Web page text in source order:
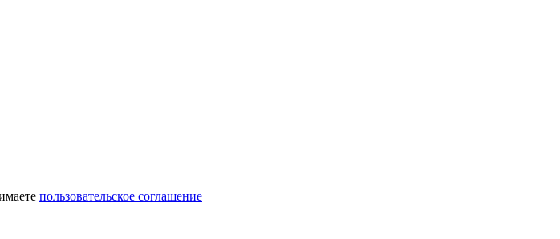
пользовательское соглашение